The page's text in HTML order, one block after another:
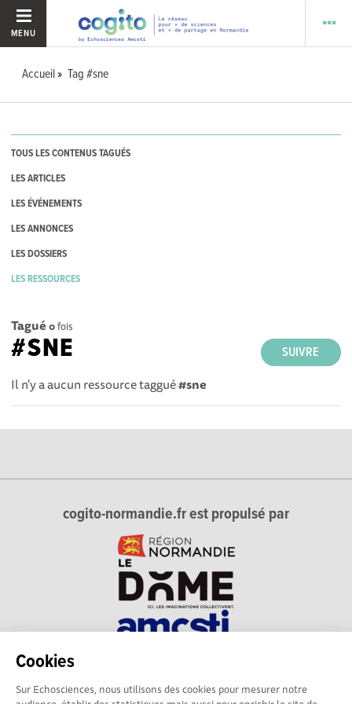
Cookies
Sur Echosciences, nous utilisons des cookies pour mesurer notre
MENU
Accueil Tag #sne
TOUS LES CONTENUS TAGUÉS
LES ARTICLES
LES ÉVÉNEMENTS
LES ANNONCES
LES DOSSIERS
LES RESSOURCES
Tagué 0fois
SUIVRE
#SNE
Il n'y a aucun ressource taggué#sne
cogito-normandie.fr est propulsé par
technique et du dialogue science-société en Normandie.